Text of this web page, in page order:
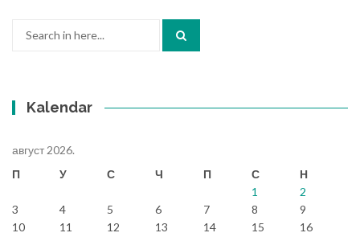
Kalendar
август 2026.
П
У С Ч П С
Н
1
2
3
4 5 6 7 8
9
10
11 12 13 14 15
16